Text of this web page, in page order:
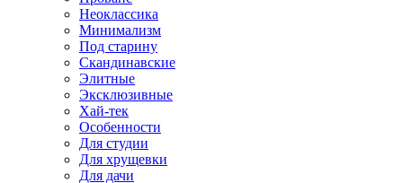
Неоклассика
Минимализм
Под старину
Скандинавские
Элитные
Эксклюзивные
Хай-тек
Особенности
Для студии
Для хрущевки
Для дачи